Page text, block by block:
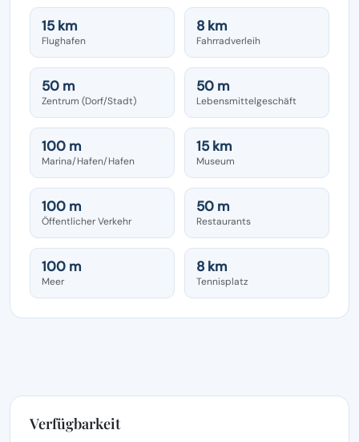
15 km
Flughafen
8 km
Fahrradverleih
50 m
Zentrum (Dorf/Stadt)
50 m
Lebensmittelgeschäft
100 m
Marina/Hafen/Hafen
15 km
Museum
100 m
Öffentlicher Verkehr
50 m
Restaurants
100 m
Meer
8 km
Tennisplatz
Verfügbarkeit